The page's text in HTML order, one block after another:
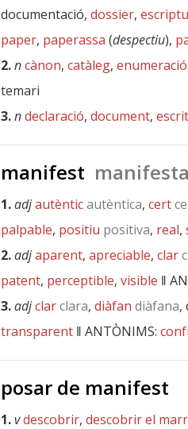
documentació, dossier,
paper, paperassa (despectiu),
2.ncànon, catàleg, enumeració
temari
3.ndeclaració, document, escrit
manifest manifesta
1.adjautènticautèntica, cert
palpable, positiu positiva, real,
2.adjaparent, apreciable, clar
patent, perceptible, visible ‖
3.adjclarclara, diàfan diàfana,
transparent ‖ ANTÒNIMS:
posar de manifest
1.vdescobrir, descobrir el